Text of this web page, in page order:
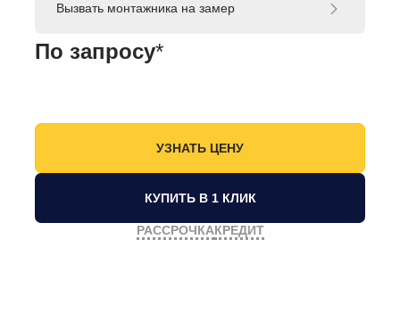
По запросу*
Вызвать монтажника на замер
КУПИТЬ В 1 КЛИК
РАССРОЧКАКРЕДИТ